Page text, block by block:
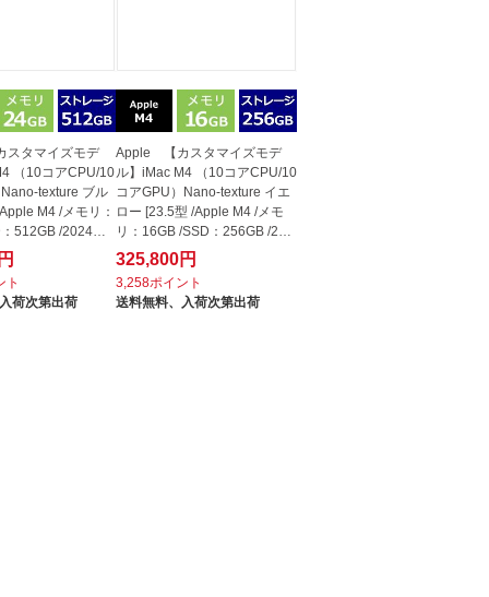
タマイズモデ
（10コアCPU/10
texture ブル
M4 /メモリ：
512GB /2024年1
ト
入荷次第出荷
Apple 【カスタマイズモデ
ル】iMac M4 （10コアCPU/10
コアGPU）Nano-texture イエ
ロー [23.5型 /Apple M4 /メモ
リ：16GB /SSD：256GB /202
4年10月...
325,800円
3,258ポイント
送料無料、
入荷次第出荷